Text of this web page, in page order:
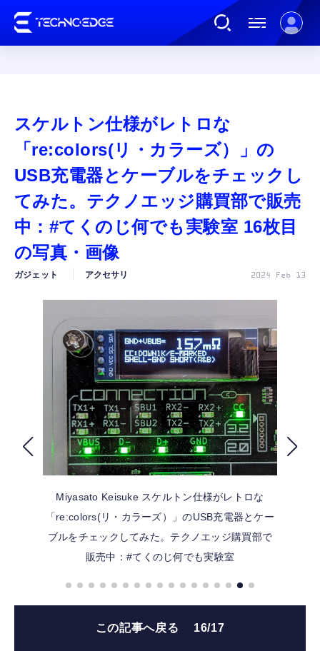
AI
ガジェット
ゲーム
カルチャー
FOLLOW US
スケルトン仕様がレトロな
「re:colors(リ・カラーズ）」の
USB充電器とケーブルをチェックし
てみた。テクノエッジ購買部で販売
中：#てくのじ何でも実験室 16枚目
の写真・画像
ガジェット アクセサリ 2024 Feb 13
Miyasato Keisuke スケルトン仕様がレトロな
「re:colors(リ・カラーズ）」のUSB充電器とケー
ブルをチェックしてみた。テクノエッジ購買部で
販売中：#てくのじ何でも実験室
この記事へ戻る 16/17